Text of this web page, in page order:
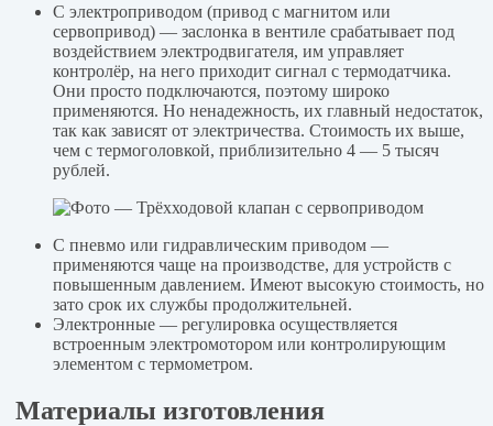
С электроприводом (привод с магнитом или
сервопривод) — заслонка в вентиле срабатывает под
воздействием электродвигателя, им управляет
контролёр, на него приходит сигнал с термодатчика.
Они просто подключаются, поэтому широко
применяются. Но ненадежность, их главный недостаток,
так как зависят от электричества. Стоимость их выше,
чем с термоголовкой, приблизительно 4 — 5 тысяч
рублей.
С пневмо или гидравлическим приводом —
применяются чаще на производстве, для устройств с
повышенным давлением. Имеют высокую стоимость, но
зато срок их службы продолжительней.
Электронные — регулировка осуществляется
встроенным электромотором или контролирующим
элементом с термометром.
Материалы изготовления